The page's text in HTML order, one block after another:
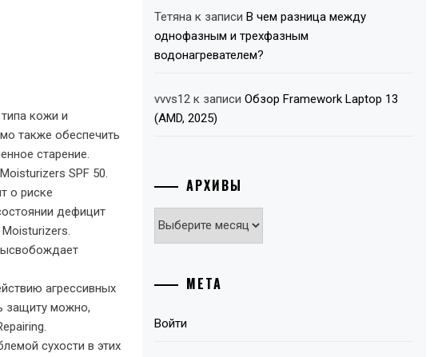
кожи и
также обеспечить
старение.
SPF 50.
о риске
дефицит
агрессивных
защиту можно,
сухости в этих
Тетяна к записиВ чем разница между
однофазным и трехфазным
водонагревателем?
vvvs12 к записиОбзор Framework Laptop 13
(AMD, 2025)
АРХИВЫ
Архивы
МЕТА
Войти